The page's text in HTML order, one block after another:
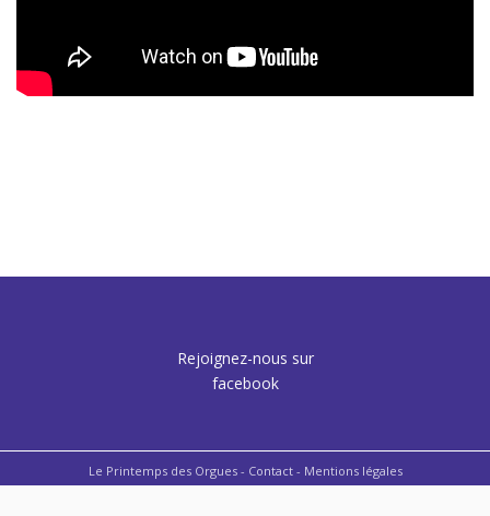
Rejoignez-nous sur
facebook
Le Printemps des Orgues - Contact- Mentions légales